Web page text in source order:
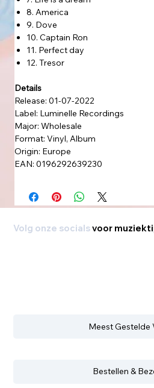
8. America
9. Dove
10. Captain Ron
11. Perfect day
12. Tresor
Details
Release: 01-07-2022
Label: Luminelle Recordings
Major: Wholesale
Format: Vinyl, Album
Origin: Europe
EAN: 0196292639230
Volg onze socialsvoor
Meest Gestelde
Bestellen &